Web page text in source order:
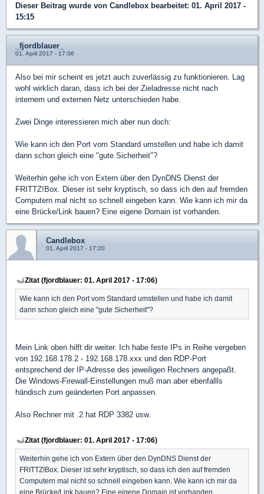
Dieser Beitrag wurde von Candlebox bearbeitet: 01. April 2017 -
15:15
_fjordblauer_
01. April 2017 - 17:06
Also bei mir scheint es jetzt auch zuverlässig zu funktionieren. Lag
wohl wirklich daran, dass ich bei der Zieladresse nicht nach
internem und externen Netz unterschieden habe.
Zwei Dinge interessieren mich aber nun doch:
Wie kann ich den Port vom Standard umstellen und habe ich damit
dann schon gleich eine "gute Sicherheit"?
Weiterhin gehe ich von Extern über den DynDNS Dienst der
FRITTZ!Box. Dieser ist sehr kryptisch, so dass ich den auf fremden
Computern mal nicht so schnell eingeben kann. Wie kann ich mir da
eine Brücke/Link bauen? Eine eigene Domain ist vorhanden.
Candlebox
01. April 2017 - 17:20
Zitat (fjordblauer: 01. April 2017 - 17:06)
Wie kann ich den Port vom Standard umstellen und habe ich damit
dann schon gleich eine "gute Sicherheit"?
Mein Link oben hilft dir weiter. Ich habe feste IPs in Reihe vergeben
von 192.168.178.2 - 192.168.178.xxx und den RDP-Port
entsprechend der IP-Adresse des jeweiligen Rechners angepaßt.
Die Windows-Firewall-Einstellungen muß man aber ebenfallls
händisch zum geänderten Port anpassen.
Also Rechner mit .2 hat RDP 3382 usw.
Zitat (fjordblauer: 01. April 2017 - 17:06)
Weiterhin gehe ich von Extern über den DynDNS Dienst der
FRITTZ!Box. Dieser ist sehr kryptisch, so dass ich den auf fremden
Computern mal nicht so schnell eingeben kann. Wie kann ich mir da
eine Brücke/Link bauen? Eine eigene Domain ist vorhanden.